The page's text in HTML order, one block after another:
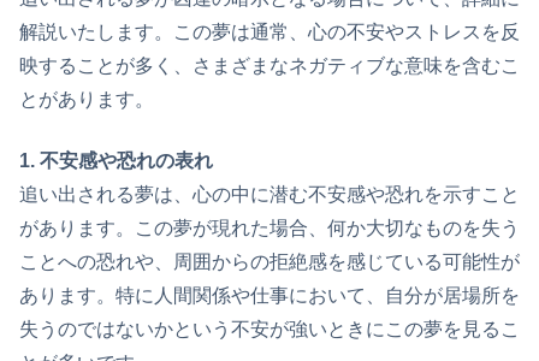
解説いたします。この夢は通常、心の不安やストレスを反
映することが多く、さまざまなネガティブな意味を含むこ
とがあります。
1. 不安感や恐れの表れ
追い出される夢は、心の中に潜む不安感や恐れを示すこと
があります。この夢が現れた場合、何か大切なものを失う
ことへの恐れや、周囲からの拒絶感を感じている可能性が
あります。特に人間関係や仕事において、自分が居場所を
失うのではないかという不安が強いときにこの夢を見るこ